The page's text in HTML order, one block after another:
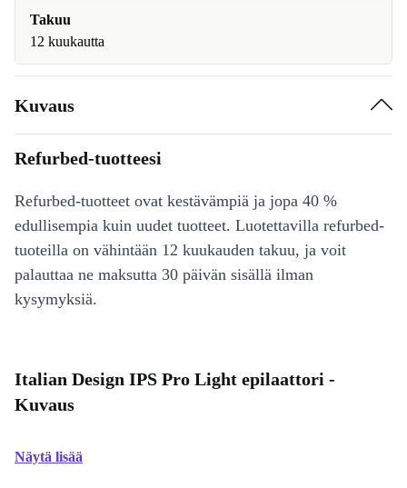
Takuu
12 kuukautta
Kuvaus
Refurbed-tuotteesi
Refurbed-tuotteet ovat kestävämpiä ja jopa 40 %
edullisempia kuin uudet tuotteet. Luotettavilla refurbed-
tuoteilla on vähintään 12 kuukauden takuu, ja voit
palauttaa ne maksutta 30 päivän sisällä ilman
kysymyksiä.
Italian Design IPS Pro Light epilaattori -
Kuvaus
Näytä lisää